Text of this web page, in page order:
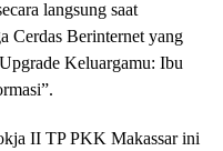
langsung saat
Cerdas Berinternet yang
Keluargamu: Ibu
II TP PKK Makassar ini